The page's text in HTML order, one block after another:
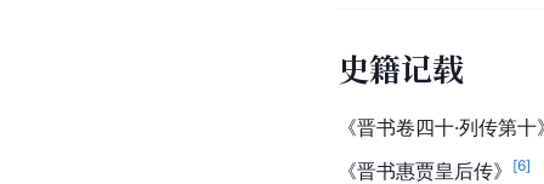
史籍记载
《晋书卷四十·列传第十
《晋书惠贾皇后传》
[6]